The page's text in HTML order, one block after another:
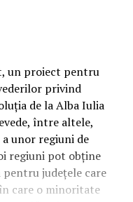
un proiect pentru
privind
de la Alba Iulia
între altele,
unor regiuni de
regiuni pot obţine
judeţele care
care o minoritate